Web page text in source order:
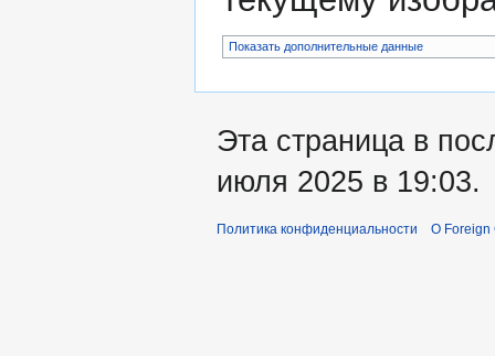
Показать дополнительные данные
Эта страница в
июля 2025 в 19:03.
Политика конфиденциальности О Foreign